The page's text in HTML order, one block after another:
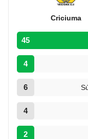
Criciuma
45
4
6
4
2